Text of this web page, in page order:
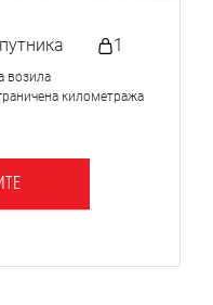
1
возила
километража